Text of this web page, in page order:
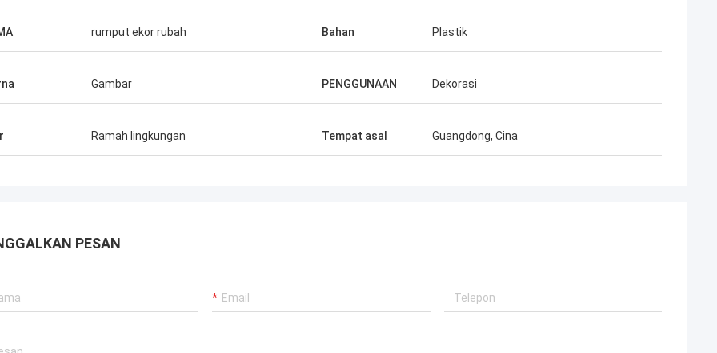
Haihong
kualitas
tinggi, perhatian
layanan
selalu
sangat
mendapatkan
rumput ekor rubah Bahan Plastik
Gambar PENGGUNAAN Dekorasi
Ramah lingkungan Tempat asal Guangdong, Cina
PESAN